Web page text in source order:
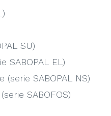
SU)
SABOPAL EL)
SABOPAL NS)
SABOFOS)